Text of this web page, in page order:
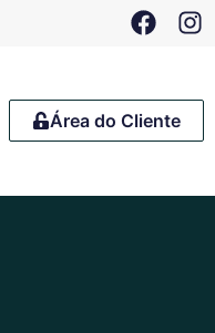
Área do Cliente